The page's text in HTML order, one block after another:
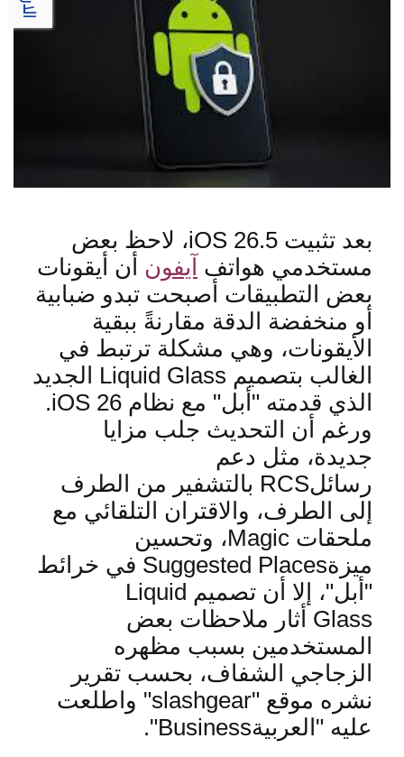
بعد تثبيت
، لاحظ بعض
مستخدمي هواتف آيفون أن أيقونات
بعض التطبيقات أصبحت تبدو ضبابية
أو منخفضة الدقة مقارنةً ببقية
الأيقونات، وهي مشكلة ترتبط في
الغالب بتصميم
الجديد
الذي قدمته "أبل" مع نظام
ورغم أن التحديث جلب مزايا
جديدة، مثل دعم
رسائلRCS بالتشفير من الطرف
إلى الطرف، والاقتران التلقائي مع
ملحقات
، وتحسين
ميزةSuggested Places في خرائط
"أبل"، إلا أن تصميم Liquid
Glass أثار ملاحظات بعض
المستخدمين بسبب مظهره
الزجاجي الشفاف، بحسب تقرير
نشره موقع "slashgear"
واطلعت
عليه "العربيةBusiness".